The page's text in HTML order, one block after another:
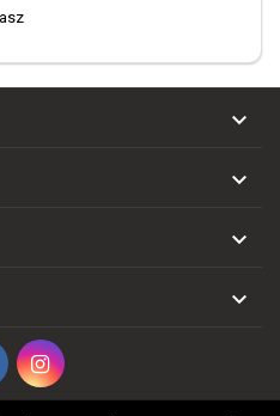



